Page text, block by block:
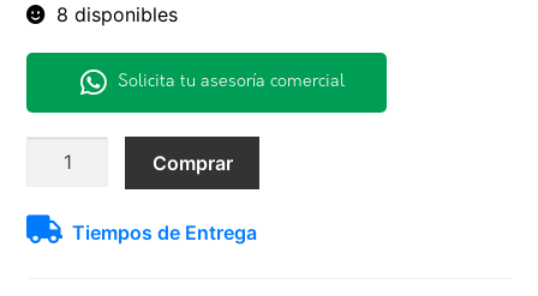
8 disponibles
Solicita tu asesoría comercial
265/65R18
Dunlop
Comprar
Tiempos de Entrega